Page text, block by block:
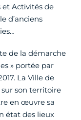
et Activités de
d’anciens
de la démarche
» portée par
La Ville de
son territoire
en œuvre sa
état des lieux